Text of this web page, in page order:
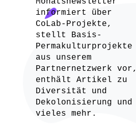
informiert über
CoLab-Projekte,
stellt Basis-
Permakulturprojekte
aus unserem
Partnernetzwerk vor,
enthält Artikel zu
Diversität und
Dekolonisierung und
vieles mehr.